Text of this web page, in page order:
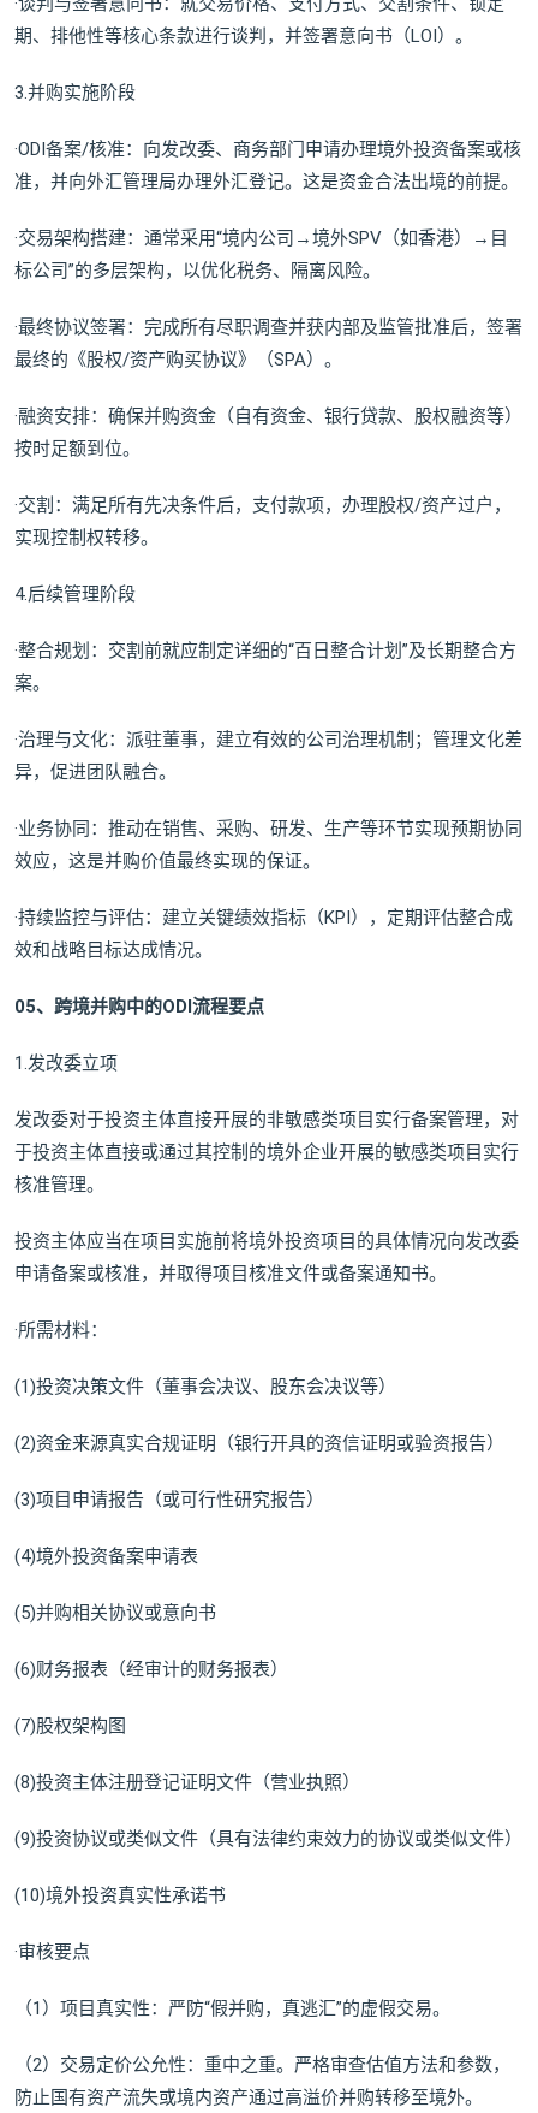
期、排他性等核心条款进行谈判，并签署意向书（LOI）。
3.并购实施阶段
·ODI备案/核准：向发改委、商务部门申请办理境外投资备案或核
准，并向外汇管理局办理外汇登记。这是资金合法出境的前提。
·交易架构搭建：通常采用“境内公司→境外SPV（如香港）→目
标公司”的多层架构，以优化税务、隔离风险。
·最终协议签署：完成所有尽职调查并获内部及监管批准后，签署
最终的《股权/资产购买协议》（SPA）。
·融资安排：确保并购资金（自有资金、银行贷款、股权融资等）
按时足额到位。
·交割：满足所有先决条件后，支付款项，办理股权/资产过户，
实现控制权转移。
4.后续管理阶段
·整合规划：交割前就应制定详细的“百日整合计划”及长期整合方
案。
·治理与文化：派驻董事，建立有效的公司治理机制；管理文化差
异，促进团队融合。
·业务协同：推动在销售、采购、研发、生产等环节实现预期协同
效应，这是并购价值最终实现的保证。
·持续监控与评估：建立关键绩效指标（KPI），定期评估整合成
效和战略目标达成情况。
05、跨境并购中的ODI流程要点
1.发改委立项
发改委对于投资主体直接开展的非敏感类项目实行备案管理，对
于投资主体直接或通过其控制的境外企业开展的敏感类项目实行
核准管理。
投资主体应当在项目实施前将境外投资项目的具体情况向发改委
申请备案或核准，并取得项目核准文件或备案通知书。
·所需材料：
(1)投资决策文件（董事会决议、股东会决议等）
(2)资金来源真实合规证明（银行开具的资信证明或验资报告）
(3)项目申请报告（或可行性研究报告）
(4)境外投资备案申请表
(5)并购相关协议或意向书
(6)财务报表（经审计的财务报表）
(7)股权架构图
(8)投资主体注册登记证明文件（营业执照）
(9)投资协议或类似文件（具有法律约束效力的协议或类似文件）
(10)境外投资真实性承诺书
·审核要点
（1）项目真实性：严防“假并购，真逃汇”的虚假交易。
（2）交易定价公允性：重中之重。严格审查估值方法和参数，
防止国有资产流失或境内资产通过高溢价并购转移至境外。